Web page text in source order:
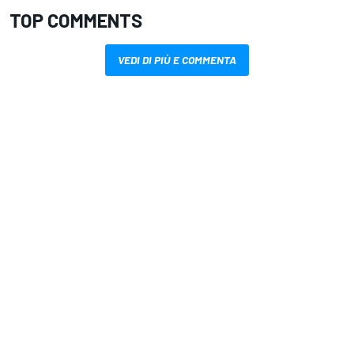
TOP COMMENTS
VEDI DI PIÙ E COMMENTA